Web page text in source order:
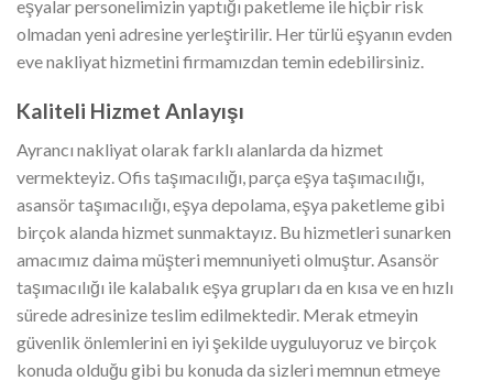
eşyalar personelimizin yaptığı paketleme ile hiçbir risk
olmadan yeni adresine yerleştirilir. Her türlü eşyanın evden
eve nakliyat hizmetini firmamızdan temin edebilirsiniz.
Kaliteli Hizmet Anlayışı
Ayrancı nakliyat olarak farklı alanlarda da hizmet
vermekteyiz. Ofis taşımacılığı, parça eşya taşımacılığı,
asansör taşımacılığı, eşya depolama, eşya paketleme gibi
birçok alanda hizmet sunmaktayız. Bu hizmetleri sunarken
amacımız daima müşteri memnuniyeti olmuştur. Asansör
taşımacılığı ile kalabalık eşya grupları da en kısa ve en hızlı
sürede adresinize teslim edilmektedir. Merak etmeyin
güvenlik önlemlerini en iyi şekilde uyguluyoruz ve birçok
konuda olduğu gibi bu konuda da sizleri memnun etmeye